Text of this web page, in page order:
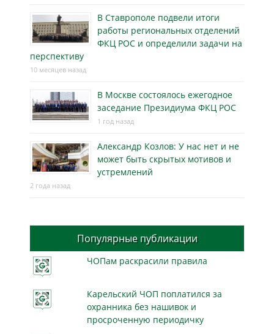
В Ставрополе подвели итоги
работы региональных отделений
ФКЦ РОС и определили задачи на
перспективу
10 месяцев назад
В Москве состоялось ежегодное
заседание Президиума ФКЦ РОС
1 год назад
Александр Козлов: У нас нет и не
может быть скрытых мотивов и
устремлений
2 года назад
Популярные публикации
ЧОПам раскрасили правила
Карельский ЧОП поплатился за
охранника без нашивок и
просроченную периодичку